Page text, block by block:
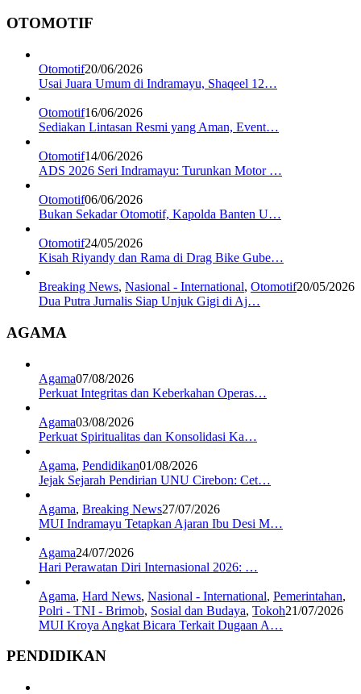
OTOMOTIF
Otomotif20/06/2026
Usai Juara Umum di Indramayu, Shaqeel 12…
Otomotif16/06/2026
Sediakan Lintasan Resmi yang Aman, Event…
Otomotif14/06/2026
ADS 2026 Seri Indramayu: Turunkan Motor …
Otomotif06/06/2026
Bukan Sekadar Otomotif, Kapolda Banten U…
Otomotif24/05/2026
Kisah Riyandy dan Rama di Drag Bike Gube…
Breaking News, Nasional - International, Otomotif20/05/2026
Dua Putra Jurnalis Siap Unjuk Gigi di Aj…
AGAMA
Agama07/08/2026
Perkuat Integritas dan Keberkahan Operas…
Agama03/08/2026
Perkuat Spiritualitas dan Konsolidasi Ka…
Agama, Pendidikan01/08/2026
Jejak Sejarah Pendirian UNU Cirebon: Cet…
Agama, Breaking News27/07/2026
MUI Indramayu Tetapkan Ajaran Ibu Desi M…
Agama24/07/2026
Hari Perawatan Diri Internasional 2026: …
Agama, Hard News, Nasional - International, Pemerintahan,
Polri - TNI - Brimob, Sosial dan Budaya, Tokoh21/07/2026
MUI Kroya Angkat Bicara Terkait Dugaan A…
PENDIDIKAN